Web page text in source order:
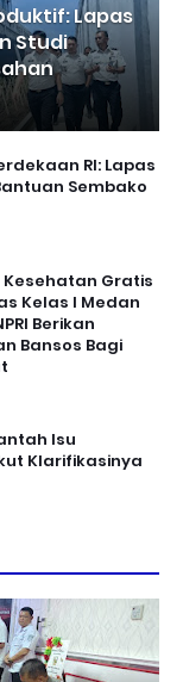
Lapas
Studi
RI: Lapas
Sembako
Kesehatan Gratis
Kelas I Medan
Berikan
Bansos Bagi
Isu
Klarifikasinya